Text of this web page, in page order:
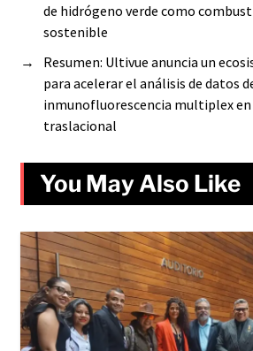
de hidrógeno verde como
sostenible
→
Resumen: Ultivue anuncia un
para acelerar el análisis de datos
inmunofluorescencia multiplex en
traslacional
You May Also Like